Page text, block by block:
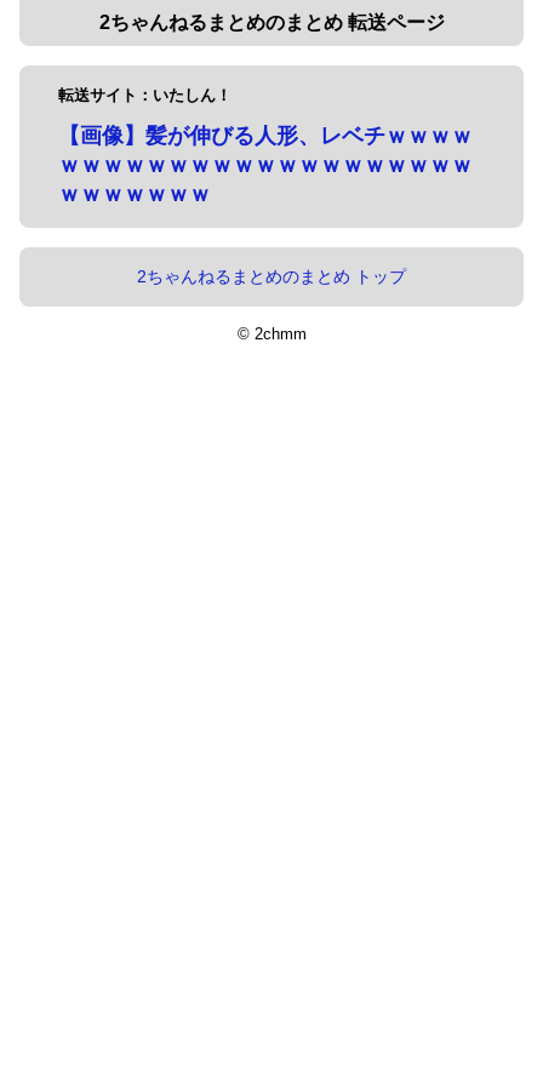
2ちゃんねるまとめのまとめ 転送ページ
転送サイト：いたしん！
【画像】髪が伸びる人形、レベチｗｗｗｗ
ｗｗｗｗｗｗｗｗｗｗｗｗｗｗｗｗｗｗｗ
ｗｗｗｗｗｗｗ
2ちゃんねるまとめのまとめ トップ
© 2chmm